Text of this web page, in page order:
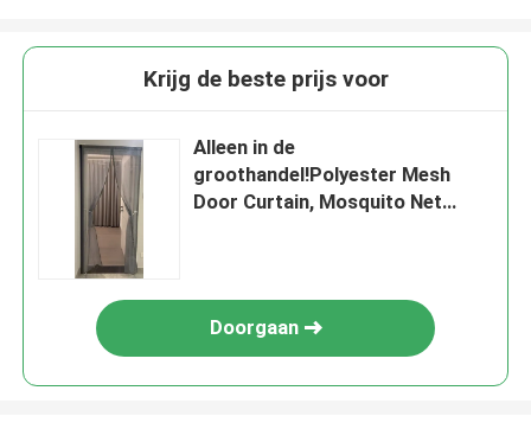
Krijg de beste prijs voor
Alleen in de
groothandel!Polyester Mesh
Door Curtain, Mosquito Net
Doorgaan